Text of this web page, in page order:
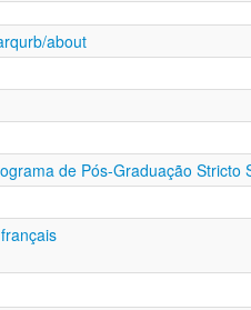
about
de Pós-Graduação Stricto